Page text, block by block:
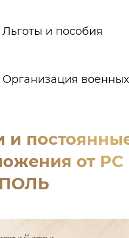
Льготы и пособия
Организация
и
от РС